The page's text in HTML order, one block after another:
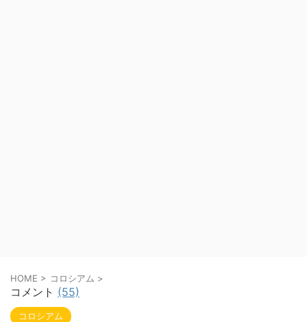
HOME > コロシアム >
コメント (55)
コロシアム